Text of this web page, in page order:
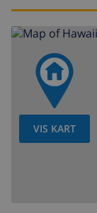
VIS KART